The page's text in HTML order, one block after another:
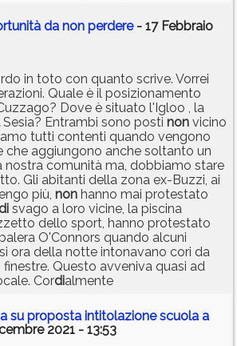
da non perdere- 17 Febbraio
in toto con quanto scrive. Vorrei
Quale è il posizionamento
Dove è situato l'Igloo , la
Sesia? Entrambi sono posti non vicino
tutti contenti quando vengono
che aggiungono anche soltanto un
nostra comunità ma, dobbiamo stare
Gli abitanti della zona ex-Buzzi, ai
più, non hanno mai protestato
di svago a loro vicine, la piscina
dello sport, hanno protestato
O'Connors quando alcuni
ora della notte intonavano cori da
Questo avveniva quasi ad
Cordialmente
su proposta intitolazione scuola a
2021 - 13:53